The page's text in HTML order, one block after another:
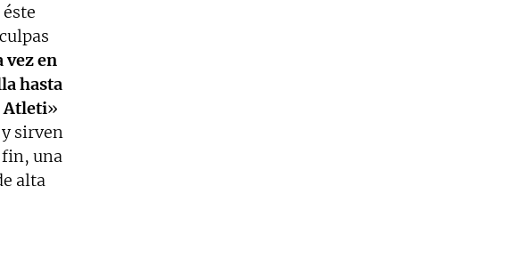
vez en
hasta
Atleti»
sirven
fin, una
alta